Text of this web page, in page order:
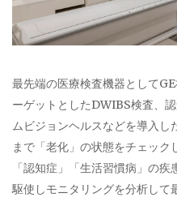
最先端の医療検査機器として
ーゲットとしたDWIBS検査、
ムビジョンヘルスなどを導入し
まで「老化」の状態をチェック
「認知症」「生活習慣病」の
駆使しモニタリングを分析して